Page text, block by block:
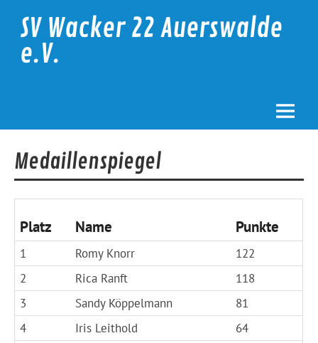
contentSV Wacker 22 Auerswalde
e.V.
Medaillenspiegel
Platz Name Punkte
1 Romy Knorr
122
2
Rica Ranft
118
3
Sandy Köppelmann
81
4
Iris Leithold
64